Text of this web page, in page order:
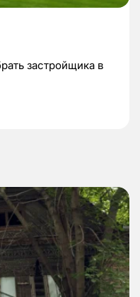
застройщика в